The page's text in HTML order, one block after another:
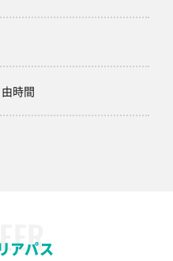
時間
アパス